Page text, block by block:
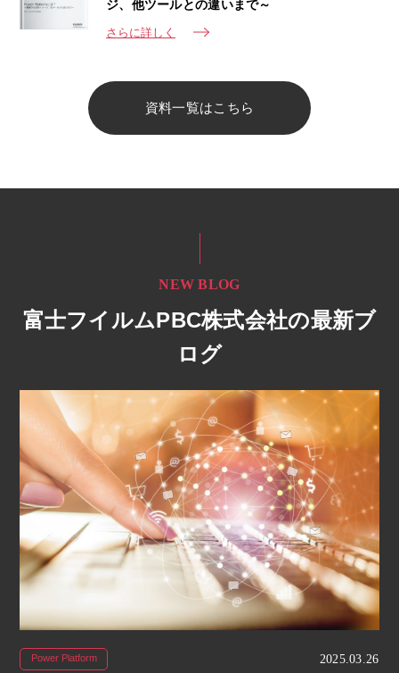
ジ、他ツールとの違いまで～
さらに詳しく
資料一覧はこちら
NEW BLOG
富士フイルムPBC株式会社の最新ブ
ログ
Power Platform 2025.03.26